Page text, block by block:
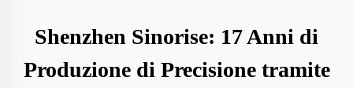
Shenzhen Sinorise: 17 Anni di
Produzione di Precisione tramite